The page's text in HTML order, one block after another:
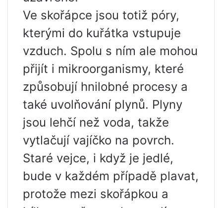
Ve skořápce jsou totiž póry,
kterými do kuřátka vstupuje
vzduch. Spolu s ním ale mohou
přijít i mikroorganismy, které
způsobují hnilobné procesy a
také uvolňování plynů. Plyny
jsou lehčí než voda, takže
vytlačují vajíčko na povrch.
Staré vejce, i když je jedlé,
bude v každém případě plavat,
protože mezi skořápkou a